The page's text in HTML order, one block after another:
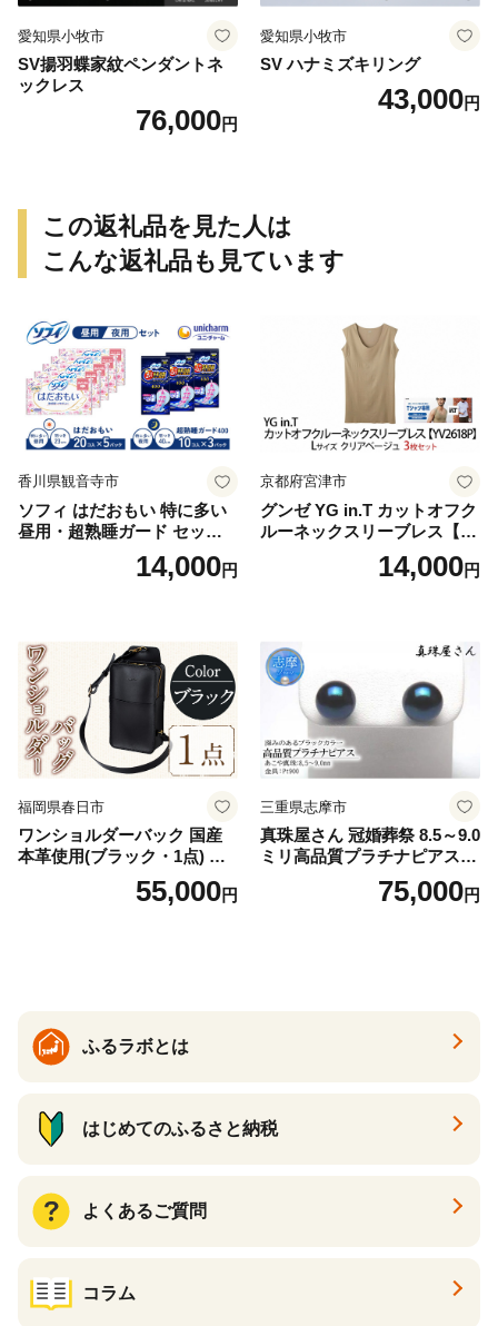
愛知県小牧市
SV揚羽蝶家紋ペンダントネ
ックレス
76,000円
愛知県小牧市
SV ハナミズキリング
43,000円
この返礼品を見た人は
こんな返礼品も見ています
香川県観音寺市
ソフィ はだおもい 特に多い
昼用・超熟睡ガード セット
羽付き ナプキン 生理用品 サ
ニタリー ユニ・チャーム
14,000円
京都府宮津市
グンゼ YG in.T カットオフク
ルーネックスリーブレス【Y
V2618P】Lサイズ クリアベ
ージュ3枚セット [№5716-04
14,000円
福岡県春日市
ワンショルダーバック 国産
本革使用(ブラック・1点) 鞄
バック バッグ カバン レザー
国産 日本製 牛革 黒 革 革製
55,000円
三重県志摩市
真珠屋さん 冠婚葬祭 8.5～9.0
ミリ高品質プラチナピアス P
t900 志摩産アコヤ真珠 ブラ
ックパール 黒真珠75,000円
ふるラボとは
はじめてのふるさと納税
よくあるご質問
コラム